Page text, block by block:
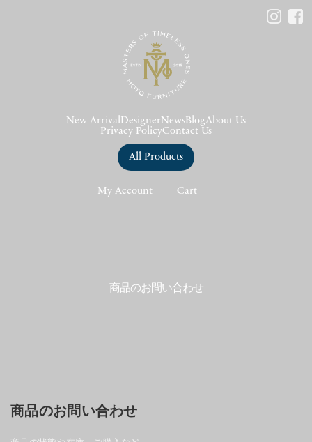
New Arrival DesignerNews BlogAbout Us
Privacy PolicyContact Us
All Products
My Account Cart
商品のお問い合わせ
商品のお問い合わせ